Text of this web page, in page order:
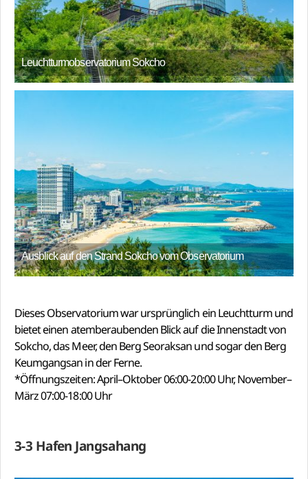
Leuchtturmobservatorium Sokcho
Ausblick auf den Strand Sokcho vom Observatorium
Dieses Observatorium war ursprünglich ein Leuchtturm und
bietet einen atemberaubenden Blick auf die Innenstadt von
Sokcho, das Meer, den Berg Seoraksan und sogar den Berg
Keumgangsan in der Ferne.
*Öffnungszeiten: April–Oktober 06:00-20:00 Uhr, November–
März 07:00-18:00 Uhr
3-3 Hafen Jangsahang